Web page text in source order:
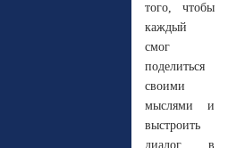
того, чтобы
каждый
смог
поделиться
своими
мыслями и
выстроить
диалог в